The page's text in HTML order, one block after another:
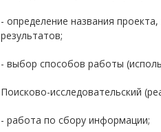
- определение названия
результатов;
- выбор способов работы
Поисково-исследовательский
- работа по сбору информации;